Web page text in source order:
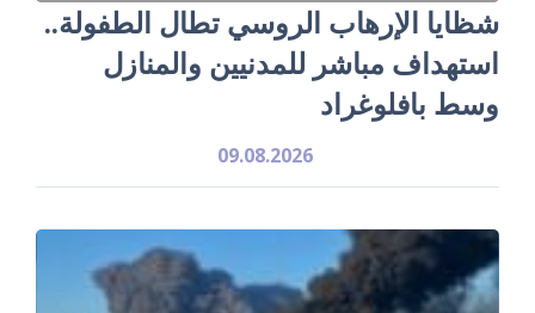
شظايا الإرهاب الروسي تطال الطفولة..
استهداف مباشر للمدنيين والمنازل
وسط بافلوغراد
09.08.2026